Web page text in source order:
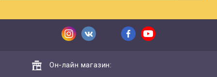
Он-лайн магазин: